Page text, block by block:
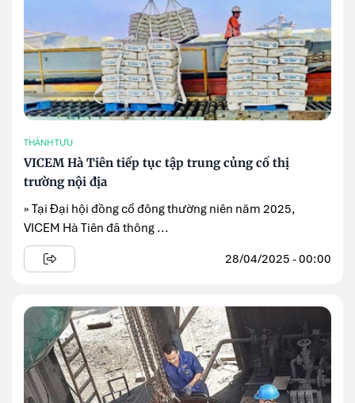
THÀNH TỰU
VICEM Hà Tiên tiếp tục tập trung củng cố thị
trường nội địa
» Tại Đại hội đồng cổ đông thường niên năm 2025,
VICEM Hà Tiên đã thông ...
28/04/2025 - 00:00